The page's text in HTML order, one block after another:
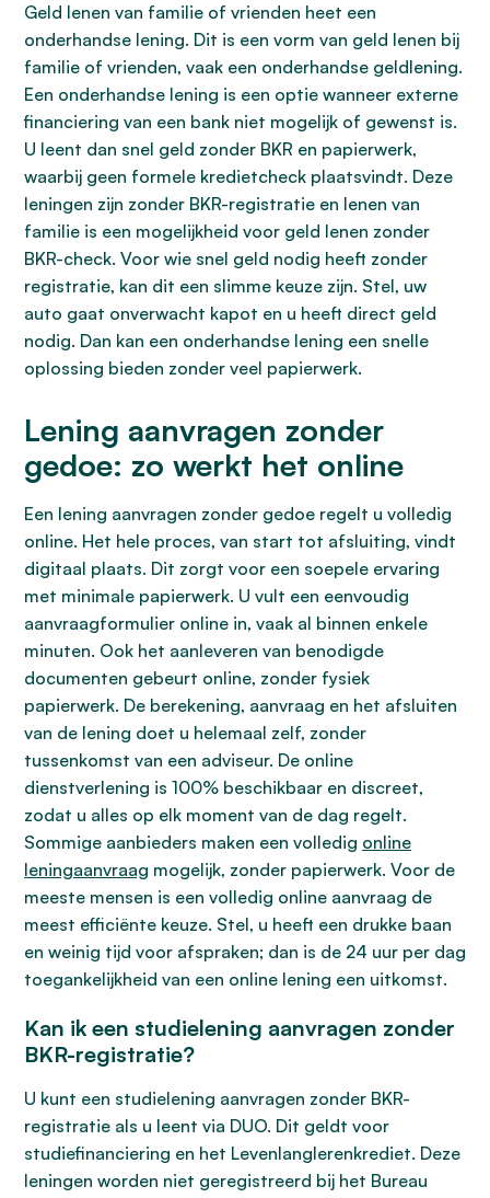
Geld lenen van familie of vrienden heet een
onderhandse lening. Dit is een vorm van geld lenen bij
familie of vrienden, vaak een onderhandse geldlening.
Een onderhandse lening is een optie wanneer externe
financiering van een bank niet mogelijk of gewenst is.
U leent dan snel geld zonder BKR en papierwerk,
waarbij geen formele kredietcheck plaatsvindt. Deze
leningen zijn zonder BKR-registratie en lenen van
familie is een mogelijkheid voor geld lenen zonder
BKR-check. Voor wie snel geld nodig heeft zonder
registratie, kan dit een slimme keuze zijn. Stel, uw
auto gaat onverwacht kapot en u heeft direct geld
nodig. Dan kan een onderhandse lening een snelle
oplossing bieden zonder veel papierwerk.
Lening aanvragen zonder
gedoe: zo werkt het online
Een lening aanvragen zonder gedoe regelt u volledig
online. Het hele proces, van start tot afsluiting, vindt
digitaal plaats. Dit zorgt voor een soepele ervaring
met minimale papierwerk. U vult een eenvoudig
aanvraagformulier online in, vaak al binnen enkele
minuten. Ook het aanleveren van benodigde
documenten gebeurt online, zonder fysiek
papierwerk. De berekening, aanvraag en het afsluiten
van de lening doet u helemaal zelf, zonder
tussenkomst van een adviseur. De online
dienstverlening is 100% beschikbaar en discreet,
zodat u alles op elk moment van de dag regelt.
Sommige aanbieders maken een volledig online
leningaanvraag mogelijk, zonder papierwerk. Voor de
meeste mensen is een volledig online aanvraag de
meest efficiënte keuze. Stel, u heeft een drukke baan
en weinig tijd voor afspraken; dan is de 24 uur per dag
toegankelijkheid van een online lening een uitkomst.
Kan ik een studielening aanvragen zonder
BKR-registratie?
U kunt een studielening aanvragen zonder BKR-
registratie als u leent via DUO. Dit geldt voor
studiefinanciering en het Levenlanglerenkrediet. Deze
leningen worden niet geregistreerd bij het Bureau